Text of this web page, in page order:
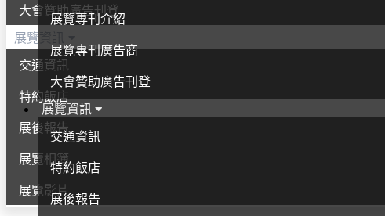
展覽專刊介紹
展覽專刊廣告商
大會贊助廣告刊登
展覽資訊
交通資訊
特約飯店
展後報告
大會贊助廣告刊登
展覽資訊
交通資訊
特約飯店
展後報告
展覽相簿
展覽影片